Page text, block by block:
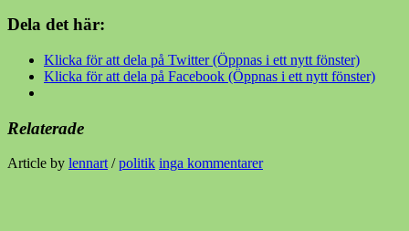
Dela det här:
Klicka för att dela på Twitter (Öppnas i ett nytt fönster)
Klicka för att dela på Facebook (Öppnas i ett nytt fönster)
Relaterade
Article by lennart /politik inga kommentarer